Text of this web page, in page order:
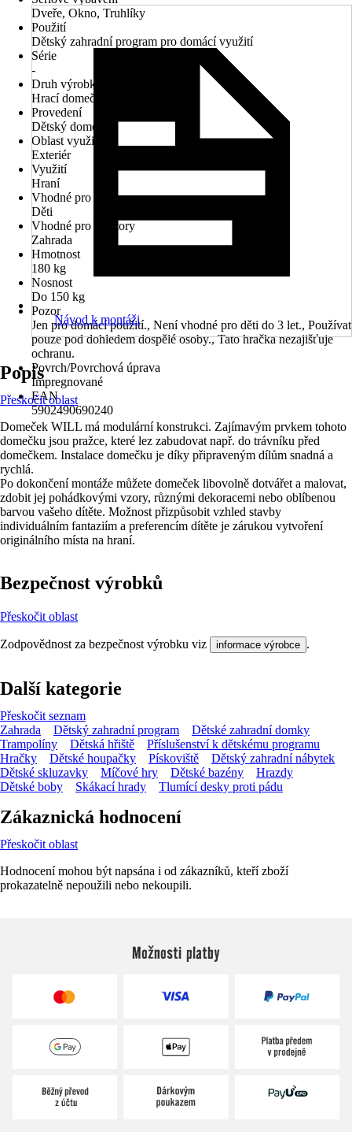
Dveře, Okno, Truhlíky
Použití
Dětský zahradní program pro domácí využití
Série
-
Druh výrobku
Hrací domečky
Provedení
Dětský domek
Oblast využití
Exteriér
Využití
Hraní
Vhodné pro
Děti
Vhodné pro prostory
Zahrada
Hmotnost
180 kg
Nosnost
Do 150 kg
Pozor
Jen pro domácí použití., Není vhodné pro děti do 3 let., Používat
pouze pod dohledem dospělé osoby., Tato hračka nezajišťuje
ochranu.
Povrch/Povrchová úprava
Impregnované
EAN
5902490690240
Návod k montáži
Popis
Přeskočit oblast
Domeček WILL má modulární konstrukci. Zajímavým prvkem tohoto
domečku jsou pražce, které lez zabudovat např. do trávníku před
domečkem. Instalace domečku je díky připraveným dílům snadná a
rychlá.
Po dokončení montáže můžete domeček libovolně dotvářet a malovat,
zdobit jej pohádkovými vzory, různými dekoracemi nebo oblíbenou
barvou vašeho dítěte. Možnost přizpůsobit vzhled stavby
individuálním fantaziím a preferencím dítěte je zárukou vytvoření
originálního místa na hraní.
Bezpečnost výrobků
Přeskočit oblast
Zodpovědnost za bezpečnost výrobku viz informace výrobce .
Další kategorie
Přeskočit seznam
Zahrada
Dětský zahradní program
Dětské zahradní domky
Trampolíny
Dětská hřiště
Příslušenství k dětskému programu
Hračky
Dětské houpačky Pískoviště
Dětský zahradní nábytek
Dětské skluzavky
Míčové hry Dětské bazény
Hrazdy
Dětské boby
Skákací hrady Tlumící desky proti pádu
Zákaznická hodnocení
Přeskočit oblast
Hodnocení mohou být napsána i od zákazníků, kteří zboží
prokazatelně nepoužili nebo nekoupili.
Možnosti platby